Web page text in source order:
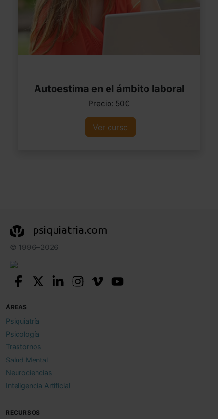
Autoestima en el ámbito laboral
Precio: 50€
Ver curso
psiquiatria.com
© 1996–2026
ÁREAS
Psiquiatría
Psicología
Trastornos
Salud Mental
Neurociencias
Inteligencia Artificial
RECURSOS